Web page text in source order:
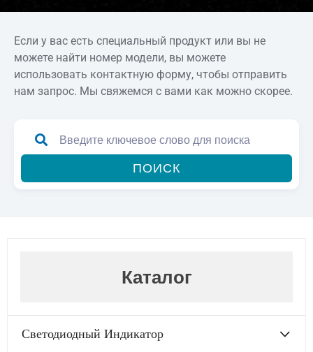
Если у вас есть специальный продукт или вы не
можете найти номер модели, вы можете
использовать контактную форму, чтобы отправить
нам запрос. Мы свяжемся с вами как можно скорее.
ПОИСК
Каталог
Светодиодный Индикатор